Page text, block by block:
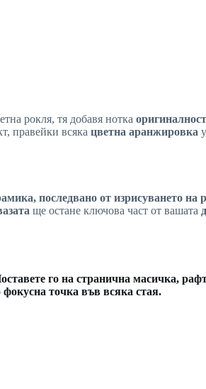
рокля, тя добавя нотка оригиналност
правейки всяка цветна аранжировка
, последвано от изрисуването на
ще остане ключова част от вашата
го на странична масичка,
фокусна точка във всяка стая.